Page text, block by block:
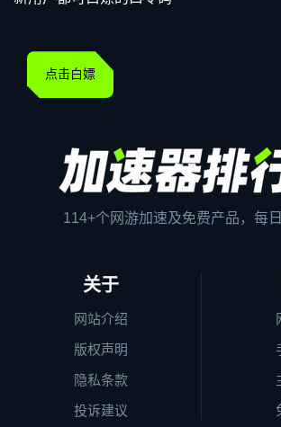
点击白嫖
114+个网游加速及免费产品，每
关于
网站介绍
版权声明
隐私条款
投诉建议